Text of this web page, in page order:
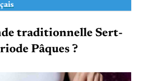
traditionnelle Sert-
Pâques ?